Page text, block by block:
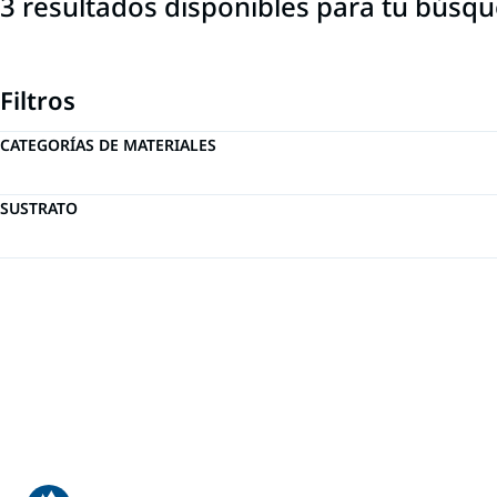
Filtros
CATEGORÍAS DE MATERIALES
SUSTRATO